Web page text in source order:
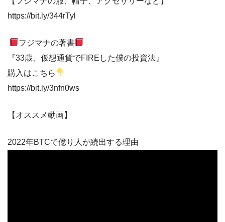
https://bit.ly/344rTyl
フジマナの著書
『33歳、仮想通貨でFIREした僕の投資法』
購入はこちら
https://bit.ly/3nfn0ws
【オススメ動画】
2022年BTCで億り人が続出する理由